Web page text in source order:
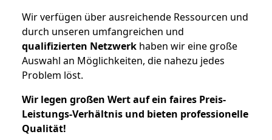
Wir verfügen über ausreichende Ressourcen und
durch unseren umfangreichen und
qualifizierten Netzwerk haben wir eine große
Auswahl an Möglichkeiten, die nahezu jedes
Problem löst.
Wir legen großen Wert auf ein faires Preis-
Leistungs-Verhältnis und bieten professionelle
Qualität!